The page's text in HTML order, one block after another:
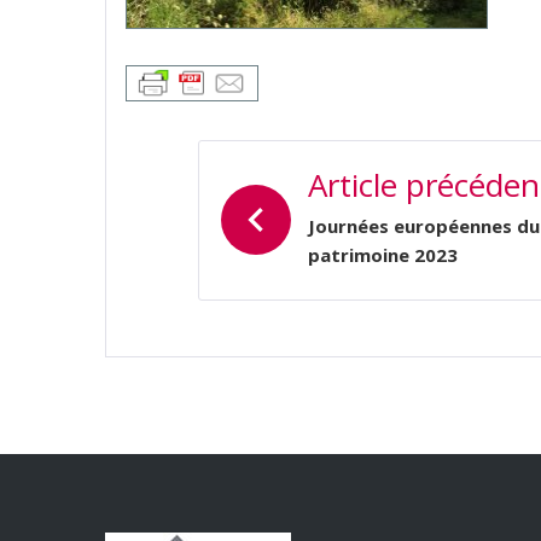
NAVIGATION
DE
L’ARTICLE
Article
Journées européennes du
patrimoine 2023